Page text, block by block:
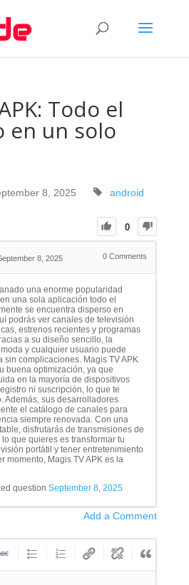
Todo el
en un solo
8, 2025 android
0
8, 2025 0 Comments
una enorme popularidad
una sola aplicación todo el
se encuentra disperso en
podrás ver canales de televisión
estrenos recientes y programas
a su diseño sencillo, la
y cualquier usuario puede
sin complicaciones. Magis TV APK
buena optimización, ya que
en la mayoría de dispositivos
ni suscripción, lo que te
Además, sus desarrolladores
el catálogo de canales para
siempre renovada. Con una
disfrutarás de transmisiones de
que quieres es transformar tu
portátil y tener entretenimiento
momento, Magis TV APK es la
question September 8, 2025
Add a Comment